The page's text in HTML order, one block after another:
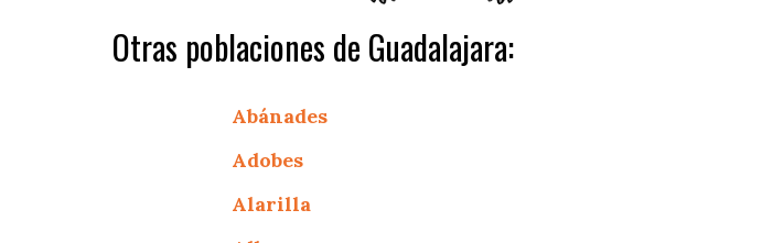
Otras poblaciones de Guadalajara:
Abánades
Adobes
Alarilla